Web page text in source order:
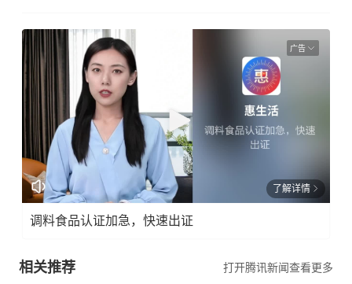
广告
了解详情
调料食品认证加急，快速出证
相关推荐 打开腾讯新闻查看更多